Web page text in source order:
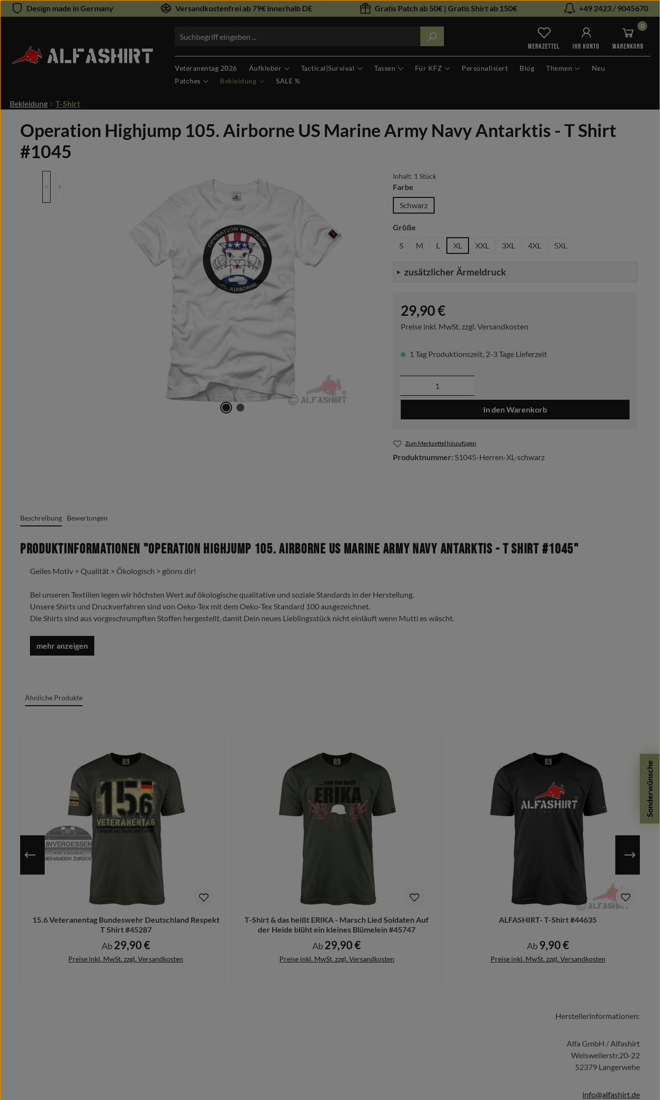
Hauptinhalt springen
Zur Suche springen
Design made in Germany Versandkostenfrei ab 79€ innerhalb DE Gratis Patch ab 50€ | Gratis Shirt ab 150€ +49 2423 / 9045670
Du hast 0 Produkte auf dem
MERKZETTEL IHR KONTO
0
WARENKORB
Veteranentag 2026 Aufkleber Tactical|Survival Tassen Für KFZ Personalisiert Blog Themen
Neu
Patches
Bekleidung SALE %
Bekleidung T-Shirt
Operation Highjump 105. Airborne US Marine Army Navy Antarktis - T Shirt
#1045
Inhalt: 1 Stück
Farbeauswählen
Schwarz
Größeauswählen
S
M L XL XXL 3XL 4XL 5XL
zusätzlicher Ärmeldruck
Regulärer Preis:
29,90 €
Preise inkl. MwSt. zzgl. Versandkosten
1 Tag Produktionszeit, 2-3 Tage Lieferzeit
Produkt Anzahl: Gib den gewünschten Wert ein
In den Warenkorb
Zum Merkzettel hinzufügen
Produktnummer: S1045-Herren-XL-schwarz
Sonderwünsche
Beschreibung Bewertungen
Produktinformationen "Operation Highjump 105. Airborne US Marine Army Navy Antarktis - T Shirt #1045"
Geiles Motiv > Qualität > Ökologisch > gönns dir!
Bei unseren Textilien legen wir höchsten Wert auf ökologische qualitative und soziale Standards in der Herstellung.
Unsere Shirts und Druckverfahren sind von Oeko-Tex mit dem Oeko-Tex Standard 100 ausgezeichnet.
Die Shirts sind aus vorgeschrumpften Stoffen hergestellt, damit Dein neues Lieblingsstück nicht einläuft wenn Mutti es wäscht.
Trage es liebe es lebe es !
100% Baumwolle/cotton/coton(m.)/Algodón
Moderner zeitgemäßer Schnitt
Optimale Wärmeübertragung, angenehmes Tragegefühl
Extrem glatte und fusselfreie Oberfläche
Kragenband im Nacken für cleanes Finish
Individuell auf deine ausgewählte Größe gedruckt
Nutze die hinterlegte Größentabelle um sicher zu gehen, dass du die richtige Größe wählst.
Da das Motiv erst nach Bestelleingang auf deine gewählte Größe gedruckt wird, ist ein Umtausch nur aus Qualitätsmängeln möglich.
Du hast eine bessere/eigene Idee?
Schicke uns Deinen Motivwunsch vorab und wir designen Deinen Produktvorschlag kostenlos.
Bitte beachte hierbei, dass nach dem Kauf keine Änderungen mehr vorgenommen werden können.
Ähnliche Produkte
15.6 Veteranentag Bundeswehr Deutschland Respekt
T Shirt #45287
Regulärer Preis:
Ab29,90 €
Preise inkl. MwSt. zzgl. Versandkosten
T-Shirt & das heißt ERIKA - Marsch Lied Soldaten Auf
der Heide blüht ein kleines Blümelein #45747
Regulärer Preis:
Ab29,90 €
Preise inkl. MwSt. zzgl. Versandkosten
ALFASHIRT- T-Shirt #44635
Regulärer Preis:
Ab9,90 €
Preise inkl. MwSt. zzgl. Versandkosten
DetailsHerstellerinformationen:
Alfa GmbH / Alfashirt
Weisweilerstr.20-22
52379 Langerwehe
info@alfashirt.de